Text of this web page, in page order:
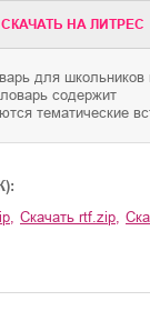
CКАЧАТЬ НА ЛИТРЕС
для школьников
содержит
тематические
запас. Словарь
английский язык в
, Скачать rtf.zip,